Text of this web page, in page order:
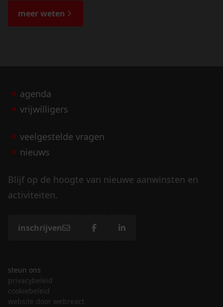
de bijzondere verhalen.
meer weten
agenda
vrijwilligers
veelgestelde vragen
nieuws
Blijf op de hoogte van nieuwe aanwinsten en
activiteiten.
inschrijven
steun ons
privacybeleid
cookiebeleid
website door webreact